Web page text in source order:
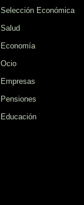
Selección Económica
Salud
Economía
Ocio
Empresas
Pensiones
Educación